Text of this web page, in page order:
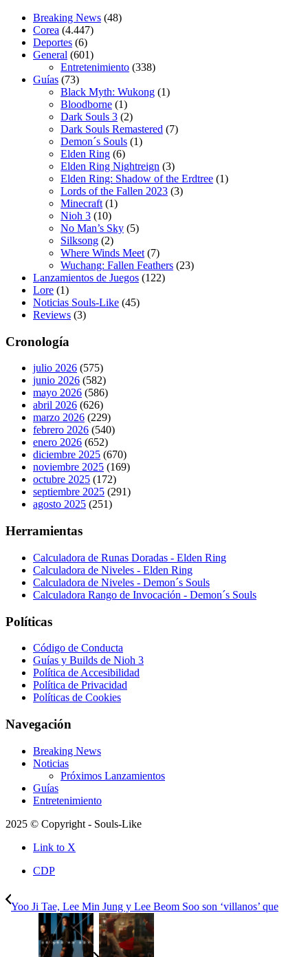
Breaking News (48)
Corea (4.447)
Deportes (6)
General (601)
Entretenimiento (338)
Guías (73)
Black Myth: Wukong (1)
Bloodborne (1)
Dark Souls 3 (2)
Dark Souls Remastered (7)
Demon´s Souls (1)
Elden Ring (6)
Elden Ring Nightreign (3)
Elden Ring: Shadow of the Erdtree (1)
Lords of the Fallen 2023 (3)
Minecraft (1)
Nioh 3 (10)
No Man’s Sky (5)
Silksong (2)
Where Winds Meet (7)
Wuchang: Fallen Feathers (23)
Lanzamientos de Juegos (122)
Lore (1)
Noticias Souls-Like (45)
Reviews (3)
Cronología
julio 2026 (575)
junio 2026 (582)
mayo 2026 (586)
abril 2026 (626)
marzo 2026 (229)
febrero 2026 (540)
enero 2026 (652)
diciembre 2025 (670)
noviembre 2025 (169)
octubre 2025 (172)
septiembre 2025 (291)
agosto 2025 (251)
Herramientas
Calculadora de Runas Doradas - Elden Ring
Calculadora de Niveles - Elden Ring
Calculadora de Niveles - Demon´s Souls
Calculadora Rango de Invocación - Demon´s Souls
Políticas
Código de Conducta
Guías y Builds de Nioh 3
Política de Accesibilidad
Política de Privacidad
Políticas de Cookies
Navegación
Breaking News
Noticias
Próximos Lanzamientos
Guías
Entretenimiento
2025 © Copyright - Souls-Like
Link to X
CDP
Yoo Ji Tae, Lee Min Jung y Lee Beom Soo son ‘villanos’ que